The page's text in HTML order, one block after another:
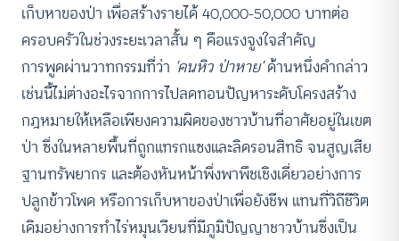
เก็บหาของป่า เพื่อสร้างรายได้ 40,000-50,000 บาทต่อ
ครอบครัวในช่วงระยะเวลาสั้น ๆ คือแรงจูงใจสำคัญ
การพูดผ่านวาทกรรมที่ว่า ‘คนหิว ป่าหาย’ด้านหนึ่งคำกล่าว
เช่นนี้ไม่ต่างอะไรจากการไปลดทอนปัญหาระดับโครงสร้าง
กฎหมายให้เหลือเพียงความผิดของชาวบ้านที่อาศัยอยู่ในเขต
ป่า ซึ่งในหลายพื้นที่ถูกแทรกแซงและลิดรอนสิทธิ จนสูญเสีย
ฐานทรัพยากร และต้องหันหน้าพึ่งพาพืชเชิงเดี่ยวอย่างการ
ปลูกข้าวโพด หรือการเก็บหาของป่าเพื่อยังชีพ แทนที่วิถีชีวิต
เดิมอย่างการทำไร่หมุนเวียนที่มีภูมิปัญญาชาวบ้านซึ่งเป็น